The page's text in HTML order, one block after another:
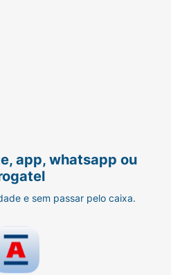
app, whatsapp ou
e sem passar pelo caixa.